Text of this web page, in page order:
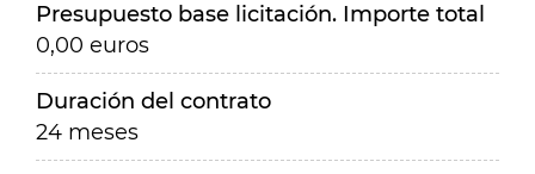
Presupuesto base licitación. Importe total
0,00 euros
Duración del contrato
24 meses